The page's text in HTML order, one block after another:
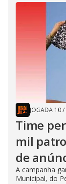
JOGADA 10/
Time
mil
de
A campanha
Municipal, do